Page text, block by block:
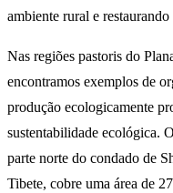
ambiente rural e
Nas regiões pastoris do
encontramos exemplos de
produção ecologicamente
sustentabilidade ecológica.
parte norte do condado de
Tibete, cobre uma área de